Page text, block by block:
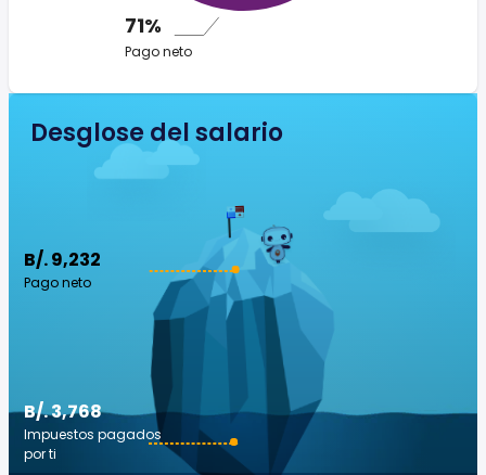
71%
Pago neto
Desglose del salario
B/. 9,232
Pago neto
B/. 3,768
Impuestos pagados
por ti